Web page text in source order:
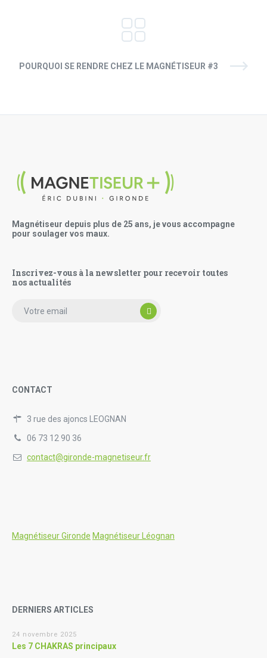
POURQUOI SE RENDRE CHEZ LE MAGNÉTISEUR #3
Magnétiseur depuis plus de 25 ans, je vous accompagne
pour soulager vos maux.
Inscrivez-vous à la newsletter pour recevoir toutes
nos actualités
CONTACT
3 rue des ajoncs LEOGNAN
06 73 12 90 36
contact@gironde-magnetiseur.fr
Magnétiseur Gironde Magnétiseur Léognan
DERNIERS ARTICLES
24 novembre 2025
Les 7 CHAKRAS principaux